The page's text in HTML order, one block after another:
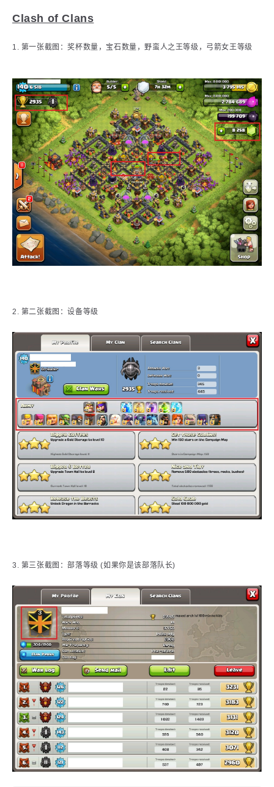
Clash of Clans
1. 第一张截图：奖杯数量，宝石数量，野蛮人之王等级，弓箭女王等级
2. 第二张截图：设备等级
3. 第三张截图：部落等级 (如果你是该部落队长)